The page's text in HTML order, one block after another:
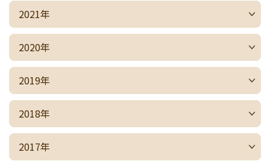
2021年
2020年
2019年
2018年
2017年